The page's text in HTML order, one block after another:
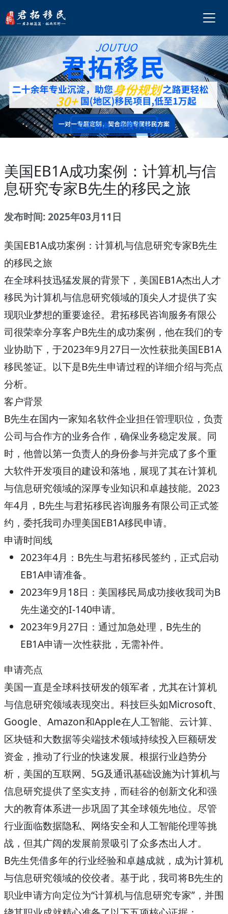
立即咨询，免费评估
美国EB1A成功案例：计算机与信
息研究专家B先生的移民之旅
发布时间: 2025年03月11日
美国EB1A成功案例：计算机与信息研究专家B先生
的移民之旅
在全球科技迅猛发展的背景下，美国EB1A杰出人才
移民为计算机与信息研究领域的顶尖人才提供了实
现职业梦想的重要途径。君拓移民咨询服务有限公
司很荣幸分享客户B先生的成功案例，他在我们的专
业协助下，于2023年9月27日一次性获批美国EB1A
移民签证。以下是B先生申请过程的详细介绍与亮点
分析。
客户背景
B先生在国内一家知名软件企业担任管理职位，负责
公司与合作方的业务合作，确保业务稳定发展。同
时，他曾以第一负责人的身份参与并完成了多个重
大软件开发项目的建设和落地，展现了其在计算机
与信息研究领域的深厚专业知识和卓越技能。2023
年4月，B先生与君拓移民咨询服务有限公司正式签
约，委托我司办理美国EB1A移民申请。
申请时间线
2023年4月 ：B先生与君拓移民签约，正式启动
EB1A申请准备。
2023年9月18日 ：美国移民局成功接收我司为B
先生递交的I-140申请。
2023年9月27日 ：通过加急处理，B先生的
EB1A申请一次性获批，无需补件。
申请亮点
美国一直是全球科技研发的领军者，尤其在计算机
与信息研究领域表现突出。科技巨头如Microsoft、
Google、Amazon和Apple在人工智能、云计算、
区块链和大数据等尖端技术领域持续投入巨额研发
资金，推动了行业的快速发展。根据行业趋势分
析，美国的互联网、5G及通讯基础设施为计算机与
信息研究提供了坚实支持，而硅谷的创新文化和强
大的教育体系进一步巩固了其全球领先地位。尽管
行业面临数据隐私、网络安全和人工智能伦理等挑
战，但其广阔的发展前景吸引了众多杰出人才。
B先生凭借多年的行业经验和卓越成就，成为计算机
与信息研究领域的佼佼者。基于此，我司将B先生的
职业申请方向定位为“计算机与信息研究专家”，并围